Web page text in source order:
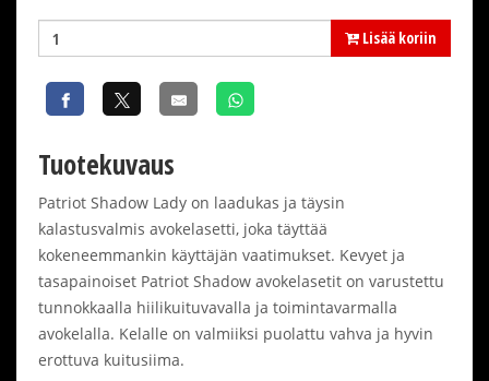
Lisää koriin
Tuotekuvaus
Patriot Shadow Lady on laadukas ja täysin
kalastusvalmis avokelasetti, joka täyttää
kokeneemmankin käyttäjän vaatimukset. Kevyet ja
tasapainoiset Patriot Shadow avokelasetit on varustettu
tunnokkaalla hiilikuituvavalla ja toimintavarmalla
avokelalla. Kelalle on valmiiksi puolattu vahva ja hyvin
erottuva kuitusiima.